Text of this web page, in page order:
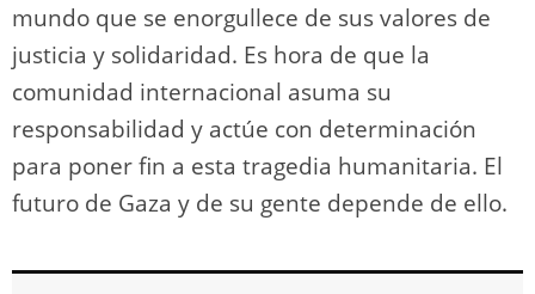
mundo que se enorgullece de sus valores de
justicia y solidaridad. Es hora de que la
comunidad internacional asuma su
responsabilidad y actúe con determinación
para poner fin a esta tragedia humanitaria. El
futuro de Gaza y de su gente depende de ello.